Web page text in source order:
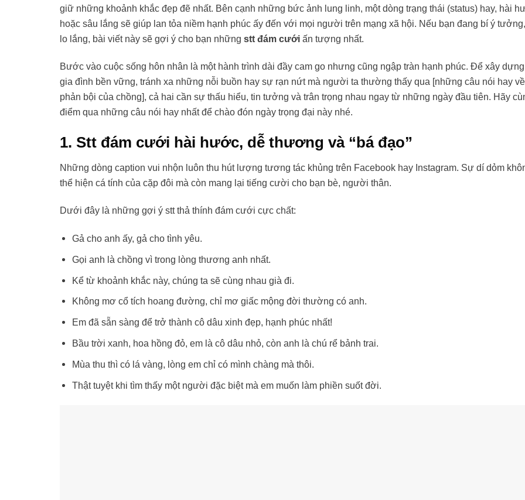
giữ những khoảnh khắc đẹp đẽ nhất. Bên cạnh những bức ảnh lung linh, một dòng trạng thái (status) hay, hài
hoặc sâu lắng sẽ giúp lan tỏa niềm hạnh phúc ấy đến với mọi người trên mạng xã hội. Nếu bạn đang bí ý
lo lắng, bài viết này sẽ gợi ý cho bạn những stt đám cưới ấn tượng nhất.
Bước vào cuộc sống hôn nhân là một hành trình dài đầy cam go nhưng cũng ngập tràn hạnh phúc. Để xây
gia đình bền vững, tránh xa những nỗi buồn hay sự rạn nứt mà người ta thường thấy qua [những câu nói hay
phản bội của chồng], cả hai cần sự thấu hiểu, tin tưởng và trân trọng nhau ngay từ những ngày đầu tiên. Hãy
điểm qua những câu nói hay nhất để chào đón ngày trọng đại này nhé.
1. Stt đám cưới hài hước, dễ thương và “bá đạo”
Những dòng caption vui nhộn luôn thu hút lượng tương tác khủng trên Facebook hay Instagram. Sự dí dỏm
thể hiện cá tính của cặp đôi mà còn mang lại tiếng cười cho bạn bè, người thân.
Dưới đây là những gợi ý stt thả thính đám cưới cực chất:
Gả cho anh ấy, gả cho tình yêu.
Gọi anh là chồng vì trong lòng thương anh nhất.
Kể từ khoảnh khắc này, chúng ta sẽ cùng nhau già đi.
Không mơ cổ tích hoang đường, chỉ mơ giấc mộng đời thường có anh.
Em đã sẵn sàng để trở thành cô dâu xinh đẹp, hạnh phúc nhất!
Bầu trời xanh, hoa hồng đỏ, em là cô dâu nhỏ, còn anh là chú rể bảnh trai.
Mùa thu thì có lá vàng, lòng em chỉ có mình chàng mà thôi.
Thật tuyệt khi tìm thấy một người đặc biệt mà em muốn làm phiền suốt đời.